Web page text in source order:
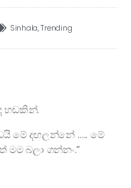
Sinhala,Trending
හඬකින්.
මේ දඟලන්නේ ….. මේ
මම බලා ගන්නං.”